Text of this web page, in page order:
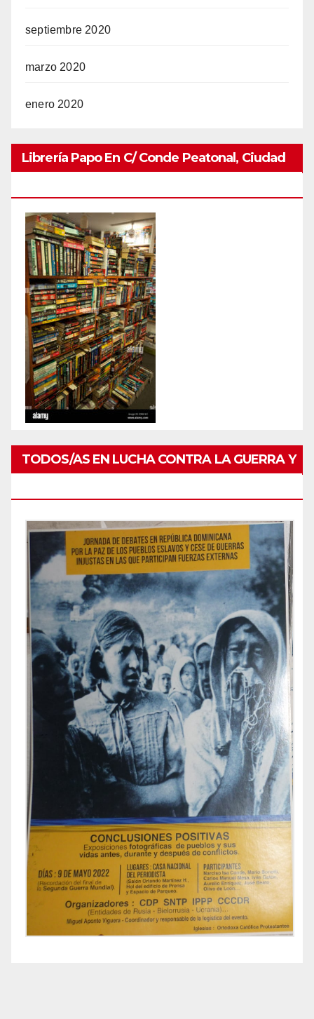
septiembre 2020
marzo 2020
enero 2020
Librería Papo En C/ Conde Peatonal, Ciudad
TODOS/AS EN LUCHA CONTRA LA GUERRA Y